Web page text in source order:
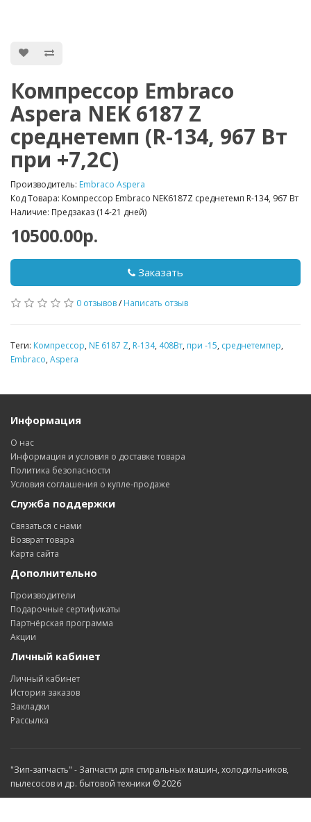
Компрессор Embraco
Aspera NEK 6187 Z
среднетемп (R-134, 967 Вт
при +7,2С)
Производитель: Embraco Aspera
Код Товара: Компрессор Embraco NEK6187Z среднетемп R-134, 967 Вт
Наличие: Предзаказ (14-21 дней)
10500.00р.
Заказать
0 отзывов/ Написать отзыв
Теги: Компрессор, NE 6187 Z, R-134, 408Вт, при -15, среднетемпер,
Embraco, Aspera
Информация
О нас
Информация и условия о доставке товара
Политика безопасности
Условия соглашения о купле-продаже
Служба поддержки
Связаться с нами
Возврат товара
Карта сайта
Дополнительно
Производители
Подарочные сертификаты
Партнёрская программа
Акции
Личный кабинет
Личный кабинет
История заказов
Закладки
Рассылка
"Зип-запчасть" - Запчасти для стиральных машин, холодильников,
пылесосов и др. бытовой техники © 2026